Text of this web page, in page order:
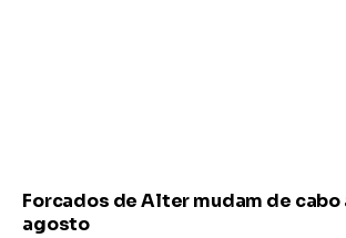
Forcados de Alter mudam de cabo
agosto